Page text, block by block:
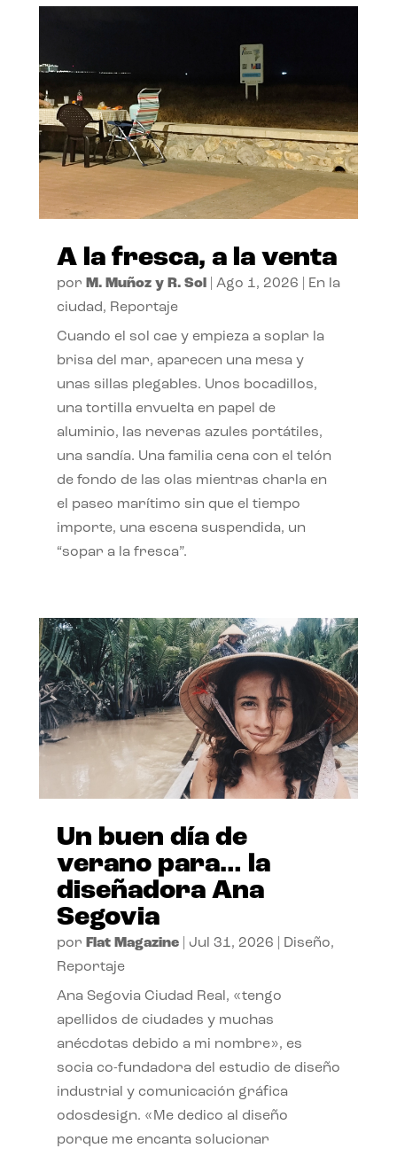
A la fresca, a la venta
por M. Muñoz y R. Sol| Ago 1, 2026
En la
ciudad, Reportaje
Cuando el sol cae y empieza a soplar la
brisa del mar, aparecen una mesa y
unas sillas plegables. Unos bocadillos,
una tortilla envuelta en papel de
aluminio, las neveras azules portátiles,
una sandía. Una familia cena con el telón
de fondo de las olas mientras charla en
el paseo marítimo sin que el tiempo
importe, una escena suspendida, un
“sopar a la fresca”.
Un buen día de
verano para… la
diseñadora Ana
Segovia
por Flat Magazine| Jul 31, 2026 Diseño,
Reportaje
Ana Segovia Ciudad Real, «tengo
apellidos de ciudades y muchas
anécdotas debido a mi nombre», es
socia co-fundadora del estudio de diseño
industrial y comunicación gráfica
odosdesign. «Me dedico al diseño
porque me encanta solucionar